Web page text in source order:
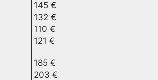
145 €
132 €
110 €
121 €
185 €
203 €